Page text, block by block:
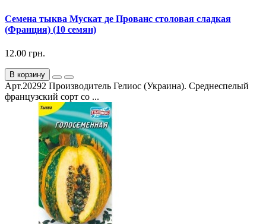
Семена тыква Мускат де Прованс столовая сладкая
(Франция) (10 семян)
12.00 грн.
В корзину
Арт.20292 Производитель Гелиос (Украина). Среднеспелый
французский сорт со ...